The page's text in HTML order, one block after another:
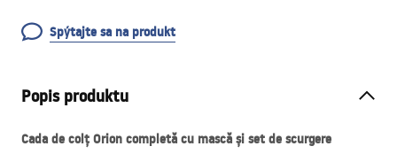
Spýtajte sa na produkt
Popis produktu
Cada de colț Orion completă cu mască și set de scurgere